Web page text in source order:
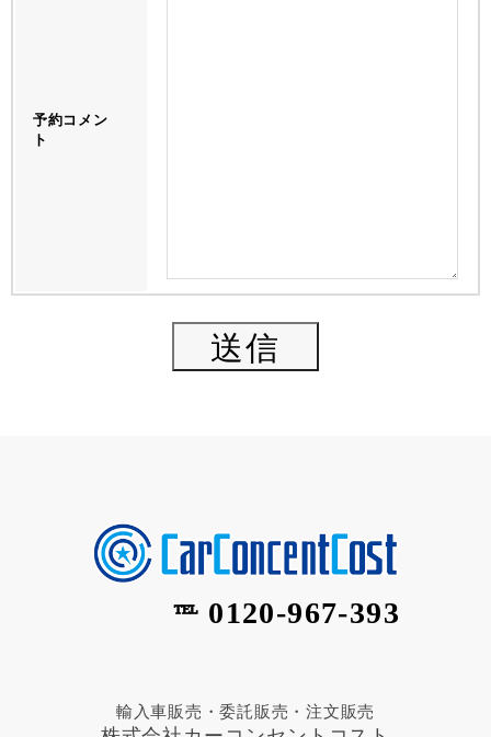
予約コメン
ト
℡ 0120-967-393
輸入車販売・委託販売・注文販売